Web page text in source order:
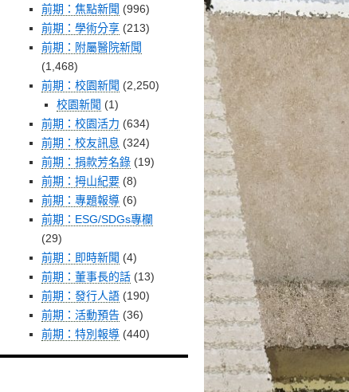
前期：焦點新聞 (996)
前期：學術分享 (213)
前期：附屬醫院新聞
(1,468)
前期：校園新聞 (2,250)
校園新聞 (1)
前期：校園活力 (634)
前期：校友訊息 (324)
前期：捐款芳名錄 (19)
前期：拇山紀要 (8)
前期：專題報導 (6)
前期：ESG/SDGs專欄
(29)
前期：即時新聞 (4)
前期：董事長的話 (13)
前期：發行人語 (190)
前期：活動預告 (36)
前期：特別報導 (440)